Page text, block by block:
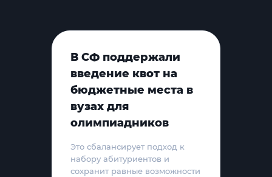
В СФ поддержали
введение квот на
бюджетные места в
вузах для
олимпиадников
Это сбалансирует подход к
набору абитуриентов и
сохранит равные возможности